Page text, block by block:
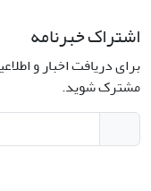
اشتراک خبرنامه
برای دریافت اخبار و
مشترک شوید.